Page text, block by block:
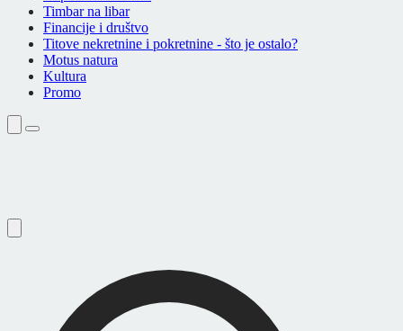
Timbar na libar
Financije i društvo
Titove nekretnine i pokretnine - što je ostalo?
Motus natura
Kultura
Promo